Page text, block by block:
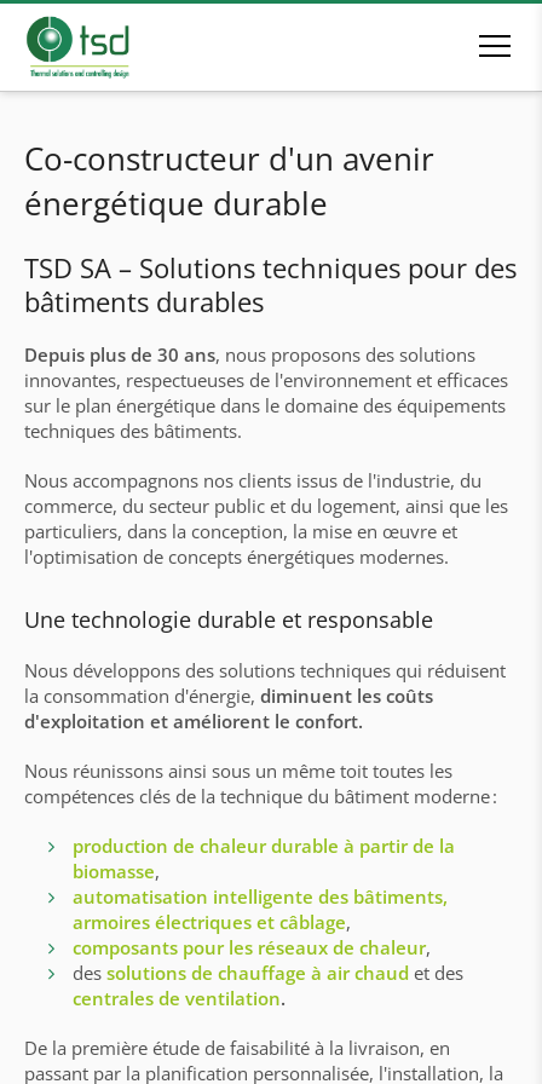
Co-constructeur d'un avenir
énergétique durable
TSD SA – Solutions techniques pour des
bâtiments durables
Depuis plus de 30 ans, nous proposons des solutions
innovantes, respectueuses de l'environnement et efficaces
sur le plan énergétique dans le domaine des équipements
techniques des bâtiments.
Nous accompagnons nos clients issus de l'industrie, du
commerce, du secteur public et du logement, ainsi que les
particuliers, dans la conception, la mise en œuvre et
l'optimisation de concepts énergétiques modernes.
Une technologie durable et responsable
Nous développons des solutions techniques qui réduisent
la consommation d'énergie, diminuent les coûts
d'exploitation et améliorent le confort.
Nous réunissons ainsi sous un même toit toutes les
compétences clés de la technique du bâtiment moderne :
production de chaleur durable à partir de la
biomasse,
automatisation intelligente des bâtiments,
armoires électriques et câblage,
composants pour les réseaux de chaleur,
des solutions de chauffage à air chaud et des
centrales de ventilation.
De la première étude de faisabilité à la livraison, en
passant par la planification personnalisée, l'installation, la